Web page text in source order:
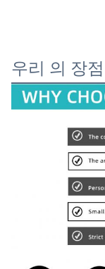
우리 의 장점